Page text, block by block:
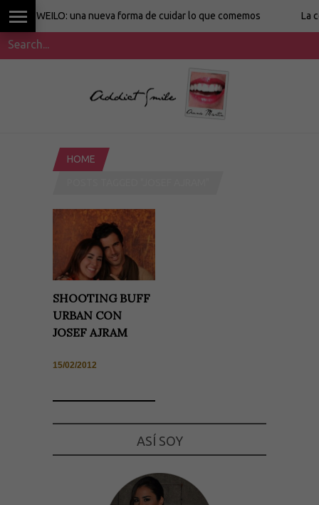
WEILO: una nueva forma de cuidar lo que comemos La
HOME
SHOOTING BUFF
URBAN CON
JOSEF AJRAM
15/02/2012
ASÍ SOY